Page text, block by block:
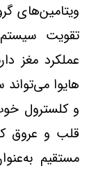
ویتامین‌های
تقویت
عملکرد مغز
هایوا
و کلسترول
قلب و عروق
مستقیم